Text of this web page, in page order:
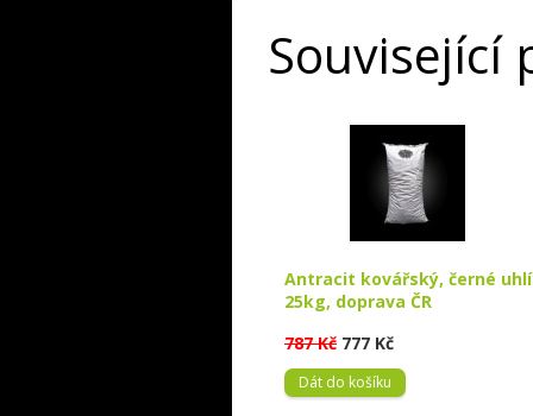
Související
Antracit kovářský, černé uhlí
25kg, doprava ČR
787 Kč 777 Kč
Dát do košíku